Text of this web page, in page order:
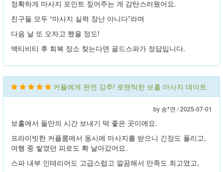
정확하게 마사지 포인트 짚어주는 게 감탄스러웠어요.
친구들 모두 “마사지 실력 장난 아니다”라며
다음 날 또 오자고 했을 정도!
액티비티 후 회복 장소 찾는다면 골드스파가 정답입니다.
커플에게 완전 강추! 로맨틱한 보홀 마사지 데이트
by 송*연 /2025-07-01
보홀에서 둘만의 시간 보내기 딱 좋은 곳이에요.
프라이빗한 커플룸에서 동시에 마사지를 받으니 긴장도 풀리고,
여행 중 쌓였던 피로도 확 날아갔어요.
스파 내부 인테리어도 고급스럽고 깔끔해서 만족도 최고였고,